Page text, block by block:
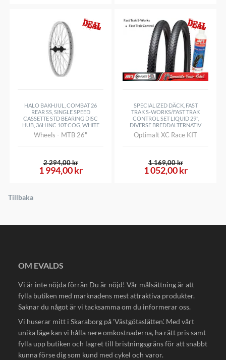
HALO BAKHJUL, COMBAT 26
REAR SS, SINGLE SPEED
CASSETTE STD BEARING DISC
HUB, 36H INC 10T COG, WHITE
Wheels - MTB 26"
1 994,00 kr
2 294,00 kr
SPECIALIZED DÄCK, FAST
TRAK S-WORKS/FAST TRAK
CONTROL SET LIQUID 29",
DIVERSE BREDDALTERNATIV
Optimalt XC Race KIT
1 052,00 kr
1 169,00 kr
Tillbaka
OM EVALDS
Vi är inte nöjda förrän Du är nöjd! Vår målsättning är att
fylla butiken med marknadens mest attraktiva produkter.
Saknar du något är vi tacksamma om du informerar oss.
Vi huserar mitt i Skaraborg på 'Västgötaslätten'. Med vårt
unika läge kan vi hålla nere omkostnaderna, ha rätt pris samt
fylla upp butiken och lagret till bristningsgräns för att snabbt
kunna förse dig som kund med cykel och varor.